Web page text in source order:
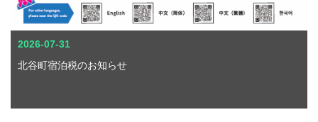
2026-07-31
北谷町宿泊税のお知らせ